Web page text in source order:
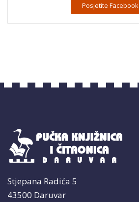
Posjetite Facebook
Stjepana Radića 5
43500 Daruvar